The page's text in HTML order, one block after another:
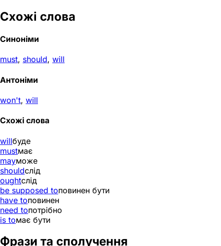
Схожі слова
Синоніми
must, should, will
Антоніми
won't, will
Схожі слова
willбуде
mustмає
mayможе
shouldслід
oughtслід
be supposed toповинен бути
have toповинен
need toпотрібно
is toмає бути
Фрази та сполучення